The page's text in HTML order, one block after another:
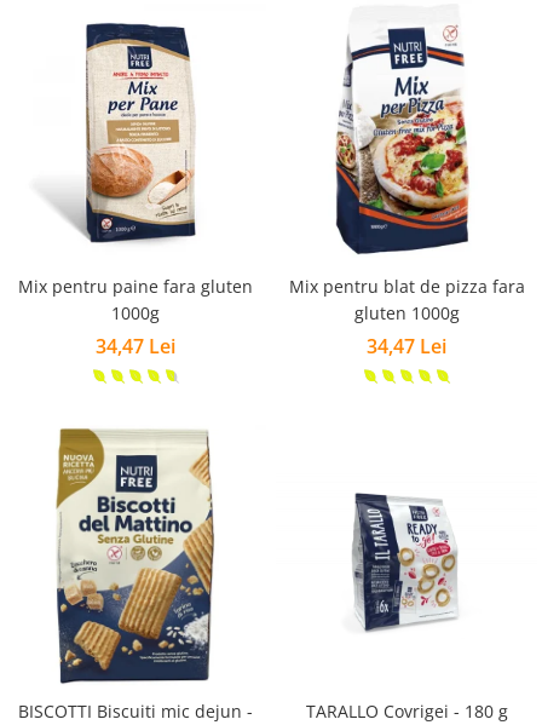
Mix pentru paine fara gluten
1000g
34,47 Lei
Mix pentru blat de pizza fara
gluten 1000g
34,47 Lei
BISCOTTI Biscuiti mic dejun - TARALLO Covrigei - 180 g